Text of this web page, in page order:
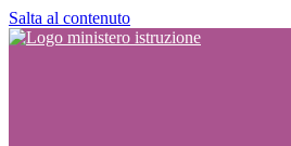
Salta al contenuto